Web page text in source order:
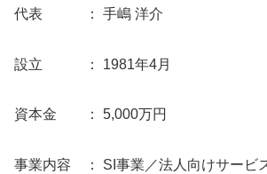
代表 ： 手嶋 洋介
設立 ： 1981年4月
資本金 ： 5,000万円
事業内容 ： SI事業／法人向けサービ